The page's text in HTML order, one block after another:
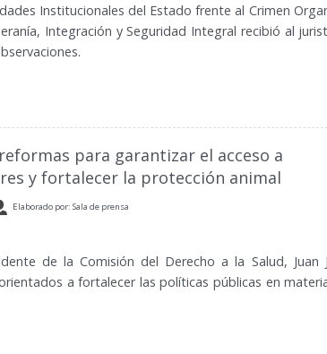
Institucionales del Estado frente al Crimen
Integración y Seguridad Integral recibió al
para garantizar el acceso a
y fortalecer la protección animal
Elaborado por: Sala de prensa
de la Comisión del Derecho a la Salud, Juan
a fortalecer las políticas públicas en